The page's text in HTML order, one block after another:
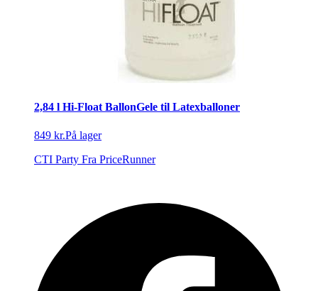
2,84 l Hi-Float BallonGele til Latexballoner
849 kr.På lager
CTI Party Fra PriceRunner